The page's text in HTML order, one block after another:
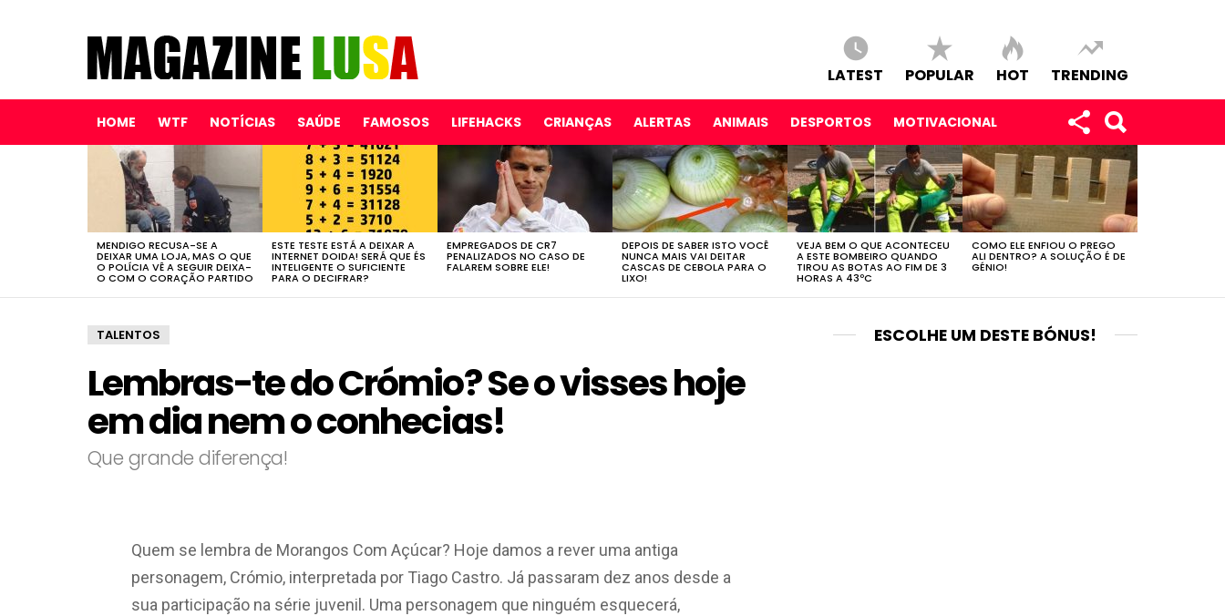
LATEST POPULAR HOT TRENDING
HOME WTF NOTÍCIAS SAÚDE FAMOSOS LIFEHACKS CRIANÇAS ALERTAS ANIMAIS DESPORTOS MOTIVACIONAL
LATEST
STORIES
MENDIGO RECUSA-SE A
DEIXAR UMA LOJA, MAS O QUE
O POLÍCIA VÊ A SEGUIR DEIXA-
O COM O CORAÇÃO PARTIDO
ESTE TESTE ESTÁ A DEIXAR A
INTERNET DOIDA! SERÁ QUE ÉS
INTELIGENTE O SUFICIENTE
PARA O DECIFRAR?
EMPREGADOS DE CR7
PENALIZADOS NO CASO DE
FALAREM SOBRE ELE!
DEPOIS DE SABER ISTO VOCÊ
NUNCA MAIS VAI DEITAR
CASCAS DE CEBOLA PARA O
LIXO!
VEJA BEM O QUE ACONTECEU
A ESTE BOMBEIRO QUANDO
TIROU AS BOTAS AO FIM DE 3
HORAS A 43ºC
COMO ELE ENFIOU O PREGO
ALI DENTRO? A SOLUÇÃO É DE
GÉNIO!
TALENTOS
Lembras-te do Crómio? Se o visses hoje
em dia nem o conhecias!
Que grande diferença!
Quem se lembra de Morangos Com Açúcar? Hoje damos a rever uma antiga
personagem, Crómio, interpretada por Tiago Castro. Já passaram dez anos desde a
sua participação na série juvenil. Uma personagem que ninguém esquecerá,
ESCOLHE UM DESTE BÓNUS!